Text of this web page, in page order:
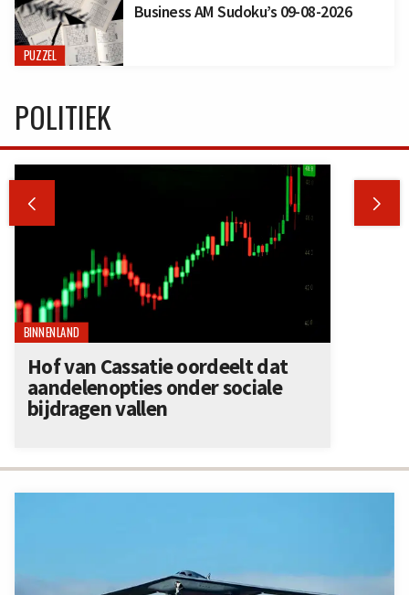
PUZZEL
Business AM Sudoku’s 09-08-2026
POLITIEK
 
BINNENLAND
Hof van Cassatie oordeelt dat
aandelenopties onder sociale
bijdragen vallen